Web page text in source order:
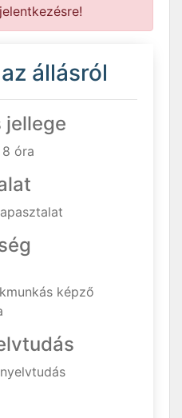
állásról
jellege
óra
képző